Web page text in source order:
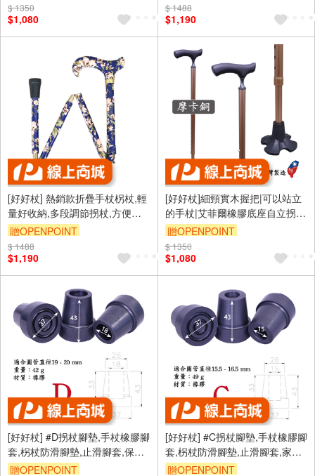
$ 1350
$1,080
$ 1488
$1,190
[好好杖] 熱銷款折疊手杖柺杖,輕
量好收納,多段調節拐杖,方便攜
帶,長者輔助器具(山茱
萸)#1001.701.FFC
贈OPENPOINT
$ 1488
$1,190
[好好杖]細頸實木握把|可以站立
的手杖|艾菲爾橡膠底座自立拐
杖|摩卡銅＃7CD19CG
贈OPENPOINT
$ 1350
$1,080
[好好杖] #D拐杖腳墊,手杖橡膠腳
套,柺杖防滑腳墊,止滑腳套,保護
套,老人拐杖-6分管/18mm 孔徑/
贈OPENPOINT
[好好杖] #C拐杖腳墊,手杖橡膠腳
套,柺杖防滑腳墊,止滑腳套,家具
腳套,傢俱腳墊-5分管/16mm 孔
贈OPENPOINT